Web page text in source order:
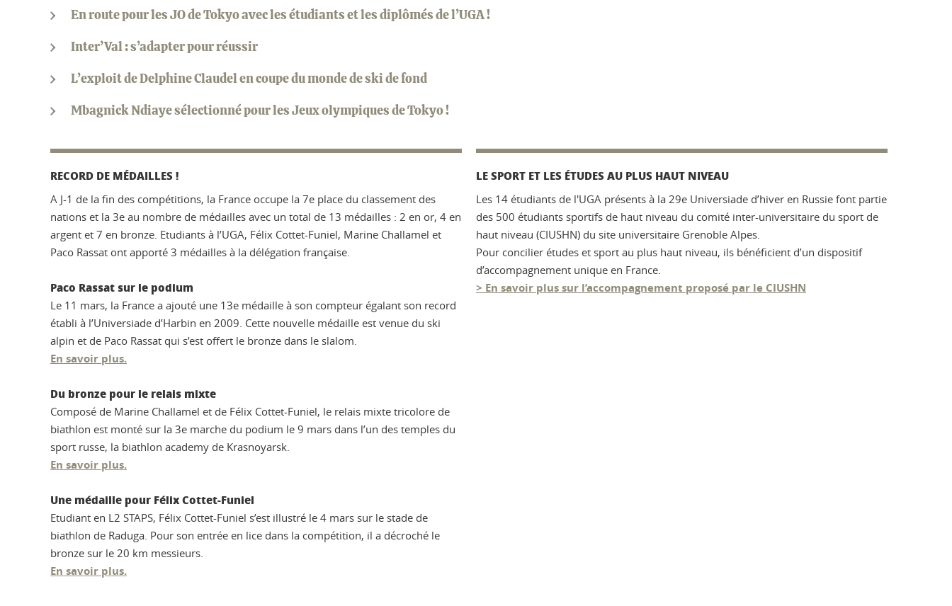
En route pour les JO de Tokyo avec les étudiants et les diplômés de l’UGA !
Inter’Val : s’adapter pour réussir
L’exploit de Delphine Claudel en coupe du monde de ski de fond
Mbagnick Ndiaye sélectionné pour les Jeux olympiques de Tokyo !
RECORD DE MÉDAILLES !
A J-1 de la fin des compétitions, la France occupe la 7e place du classement des
nations et la 3e au nombre de médailles avec un total de 13 médailles : 2 en or, 4 en
argent et 7 en bronze. Etudiants à l’UGA, Félix Cottet-Funiel, Marine Challamel et
Paco Rassat ont apporté 3 médailles à la délégation française.
Paco Rassat sur le podium
Le 11 mars, la France a ajouté une 13e médaille à son compteur égalant son record
établi à l’Universiade d’Harbin en 2009. Cette nouvelle médaille est venue du ski
alpin et de Paco Rassat qui s’est offert le bronze dans le slalom.
En savoir plus.
Du bronze pour le relais mixte
Composé de Marine Challamel et de Félix Cottet-Funiel, le relais mixte tricolore de
biathlon est monté sur la 3e marche du podium le 9 mars dans l’un des temples du
sport russe, la biathlon academy de Krasnoyarsk.
En savoir plus.
Une médaille pour Félix Cottet-Funiel
Etudiant en L2 STAPS, Félix Cottet-Funiel s’est illustré le 4 mars sur le stade de
biathlon de Raduga. Pour son entrée en lice dans la compétition, il a décroché le
bronze sur le 20 km messieurs.
En savoir plus.
LE SPORT ET LES ÉTUDES AU PLUS HAUT NIVEAU
Les 14 étudiants de l'UGA présents à la 29e Universiade d’hiver en Russie font partie
des 500 étudiants sportifs de haut niveau du comité inter-universitaire du sport de
haut niveau (CIUSHN) du site universitaire Grenoble Alpes.
Pour concilier études et sport au plus haut niveau, ils bénéficient d’un dispositif
d’accompagnement unique en France.
> En savoir plus sur l’accompagnement proposé par le CIUSHN